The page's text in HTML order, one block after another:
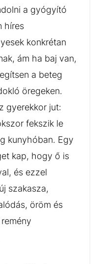
a gyógyító
híres
konkrétan
ám ha baj van,
a beteg
öregeken.
gyerekkor jut:
fekszik le
kunyhóban. Egy
kap, hogy ő is
és ezzel
szakasza,
öröm és